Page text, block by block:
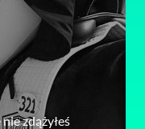
zdążyłeś